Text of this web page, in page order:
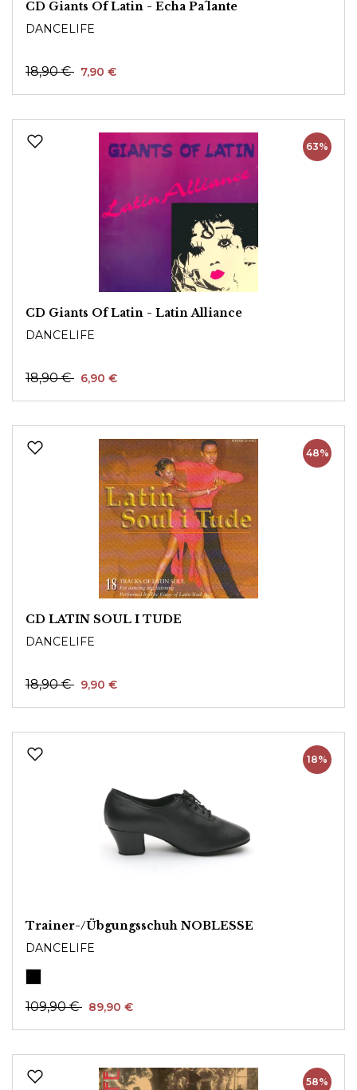
CD Giants Of Latin - Echa Pa´lante
DANCELIFE
18,90 € 7,90 €
63%
CD Giants Of Latin - Latin Alliance
DANCELIFE
18,90 € 6,90 €
48%
CD LATIN SOUL I TUDE
DANCELIFE
18,90 € 9,90 €
18%
Trainer-/Übgungsschuh NOBLESSE
DANCELIFE
109,90 € 89,90 €
58%